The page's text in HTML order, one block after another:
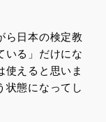
ら日本の検定教
いる」だけにな
使えると思いま
状態になってし